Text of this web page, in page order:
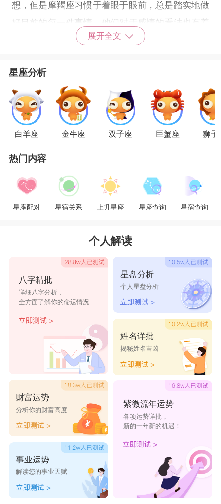
想，但是摩羯座习惯于着眼于眼前，总是踏实地做
好目前的每一件事情，他们对于感情的看法也有着
较大的不同。一方趋向于享受而一方趋向于付出，
旦因为想法和感受的不对等而导致平衡被破坏，彼
此的感情就容易出现裂痕。
星座乐原创文章，转载需注明出处
展开全文
星座分析
白羊座 金牛座 双子座 巨蟹座 狮子
热门内容
星座配对 星宿关系 上升星座 星座查询 星宿查询
个人解读
八字精批
详细八字分析，
全方面了解你的命运情况
财富运势
分析你的财富高度
事业运势
解读您的事业天赋
星盘分析
个人星盘分析
姓名详批
揭秘姓名吉凶
紫微流年运势
各项运势详批，
新的一年新的机遇！